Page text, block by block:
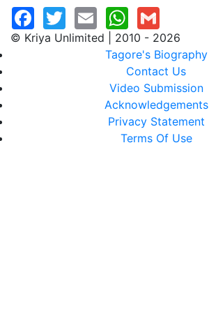
© Kriya Unlimited | 2010 - 2026
Tagore's Biography
Contact Us
Video Submission
Acknowledgements
Privacy Statement
Terms Of Use